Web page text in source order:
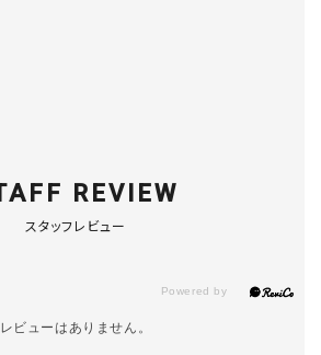
REVIEW
スタッフレビュー
レビューはありません。